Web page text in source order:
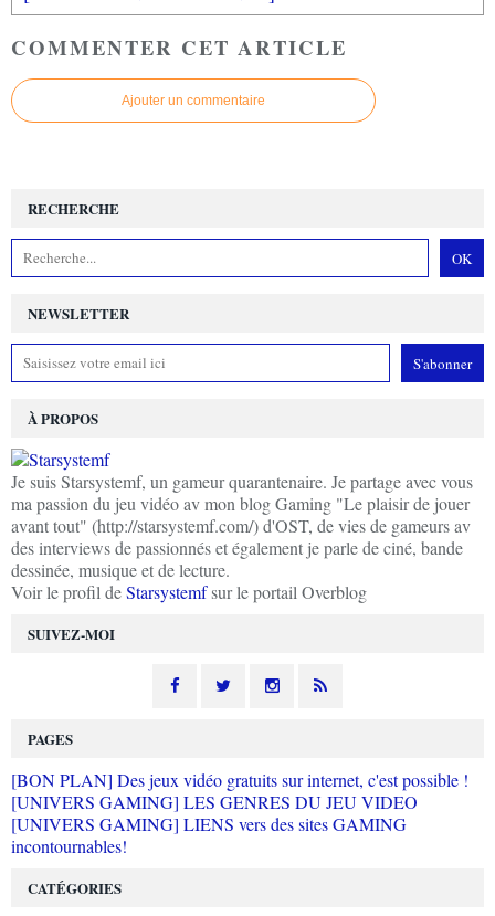
COMMENTER CET ARTICLE
Ajouter un commentaire
NEWSLETTER
SUIVEZ-MOI
RECHERCHE
À PROPOS
Je suis Starsystemf, un gameur quarantenaire. Je partage avec vous
ma passion du jeu vidéo av mon blog Gaming "Le plaisir de jouer
avant tout" (http://starsystemf.com/) d'OST, de vies de gameurs av
des interviews de passionnés et également je parle de ciné, bande
dessinée, musique et de lecture.
Voir le profil deStarsystemfsur le portail Overblog
PAGES
[BON PLAN] Des jeux vidéo gratuits sur internet, c'est possible !
[UNIVERS GAMING] LES GENRES DU JEU VIDEO
[UNIVERS GAMING] LIENS vers des sites GAMING
incontournables!
CATÉGORIES